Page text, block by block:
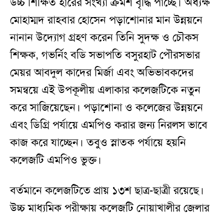
মোহাম্মদ রাহবার হোসেন পড়াশোনার মান উন্নয়নে
নানান উদ্যোগ গ্রহণ করেন তিনি সুদক্ষ ও চৌকস
শিক্ষক, গভর্নিং বডি সভাপতি বসুরহাট পৌরসভার
মেয়র আবদুল কাদের মির্জা এবং অভিভাবকদের
সমন্বয়ে এই উপকূলীয় এলাকার কলেজটিকে নতুন
করে সাজিয়েছেন। পড়াশোনা ও কলেজের উন্নয়নে
এবং ডিগ্রি পর্যায়ে এমপিও করার জন্য নিরলস ভাবে
কাজ করে যাচ্ছেন। তবুও স্নাতক পর্যায়ে হয়নি
কলেজটি এমপিও ভুক্ত।
বর্তমানে কলেজটিতে প্রায় ১৩শ ছাত্র-ছাত্রী রয়েছে।
উচ্চ মাধ্যমিক পরীক্ষায় কলেজটি নোয়াখালীর জেলার